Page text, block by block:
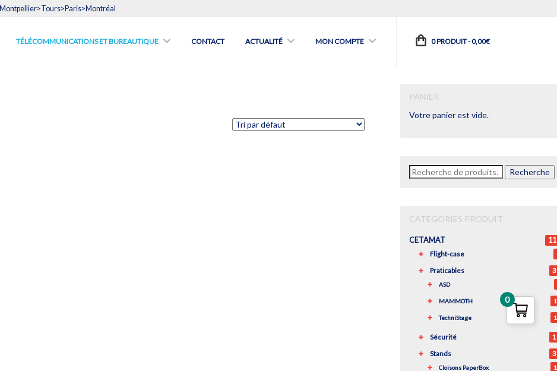
Montpellier>Tours>Paris>Montréal
TÉLÉCOMMUNICATIONS ET BUREAUTIQUE CONTACT ACTUALITÉ MON COMPTE 0 PRODUIT -0,00€
PANIER
Votre panier est vide.
Recherche
pour :
Recherche
CATÉGORIES PRODUIT
CETAMAT
Flight-case
Praticables
ASD
MAMMOTH
TechniStage
Sécurité
Stands
Cloisons PaperBox
0